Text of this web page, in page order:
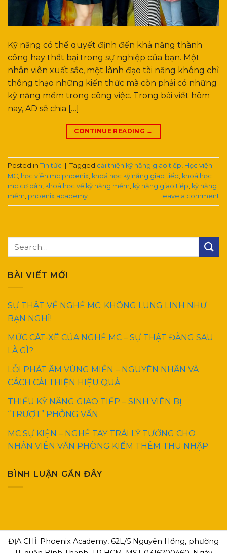
Kỹ năng có thể quyết định đến khả năng thành
công hay thất bại trong sự nghiệp của bạn. Một
nhân viên xuất sắc, một lãnh đạo tài năng không chỉ
thông thạo những kiến thức mà còn phải có những
kỹ năng mềm trong công việc. Trong bài viết hôm
nay, AD sẽ chia […]
CONTINUE READING →
Posted in Tin tức Tagged cải thiện kỹ năng giao tiếp, Học viện
MC, học viên mc phoenix, khoá học kỹ năng giao tiếp, khoá học
mc cơ bản, khoá học về kỹ năng mềm, kỹ năng giao tiếp, kỹ năng
mềm, phoenix academy Leave a comment
BÀI VIẾT MỚI
SỰ THẬT VỀ NGHỀ MC: KHÔNG LUNG LINH NHƯ
BẠN NGHĨ!
MỨC CÁT-XÊ CỦA NGHỀ MC – SỰ THẬT ĐẰNG SAU
LÀ GÌ?
LỖI PHÁT ÂM VÙNG MIỀN – NGUYÊN NHÂN VÀ
CÁCH CẢI THIỆN HIỆU QUẢ
THIẾU KỸ NĂNG GIAO TIẾP – SINH VIÊN BỊ
“TRƯỢT” PHỎNG VẤN
MC SỰ KIỆN – NGHỀ TAY TRÁI LÝ TƯỞNG CHO
NHÂN VIÊN VĂN PHÒNG KIẾM THÊM THU NHẬP
BÌNH LUẬN GẦN ĐÂY
ĐỊA CHỈ: Phoenix Academy, 62L/5 Nguyên Hồng, phường